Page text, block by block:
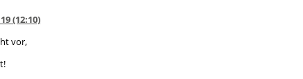
(12:10)
vor,